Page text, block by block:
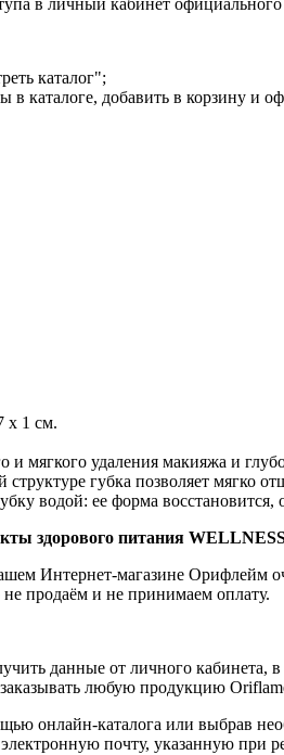
в личный кабинет официального
каталог";
каталоге, добавить в корзину и
х 1 см.
и мягкого удаления макияжа и
структуре губка позволяет
водой: ее форма восстановится,
здорового питания
Интернет-магазине Орифлейм
продаём и не принимаем оплату.
данные от личного кабинета,
любую продукцию
онлайн-каталога или выбрав
почту, указанную при